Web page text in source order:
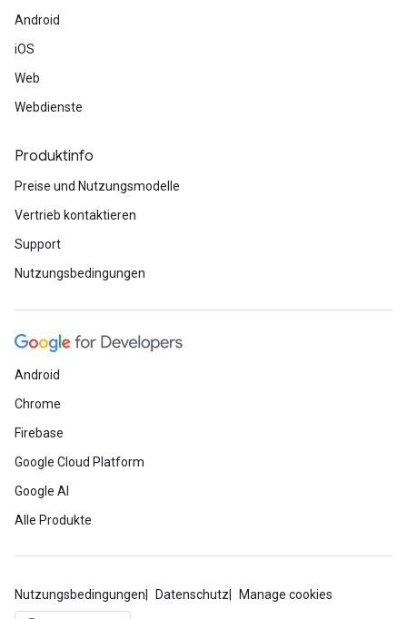
Android
iOS
Web
Webdienste
Produktinfo
Preise und Nutzungsmodelle
Vertrieb kontaktieren
Support
Nutzungsbedingungen
Android
Chrome
Firebase
Google Cloud Platform
Google AI
Alle Produkte
Nutzungsbedingungen Datenschutz Manage cookies